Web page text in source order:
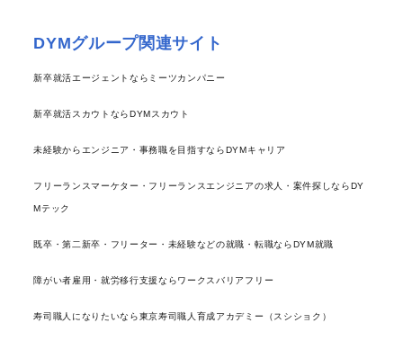
DYMグループ関連サイト
新卒就活エージェントならミーツカンパニー
新卒就活スカウトならDYMスカウト
未経験からエンジニア・事務職を目指すならDYMキャリア
フリーランスマーケター・フリーランスエンジニアの求人・案件探しならDY
Mテック
既卒・第二新卒・フリーター・未経験などの就職・転職ならDYM就職
障がい者雇用・就労移行支援ならワークスバリアフリー
寿司職人になりたいなら東京寿司職人育成アカデミー（スシショク）